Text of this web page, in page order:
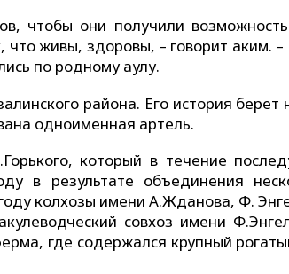
чтобы они получили
что живы, здоровы, – говорит аким.
по родному аулу.
района. Его история берет
одноименная артель.
который в течение
в результате объединения
колхозы имени А.Жданова, Ф.
совхоз имени
где содержался крупный